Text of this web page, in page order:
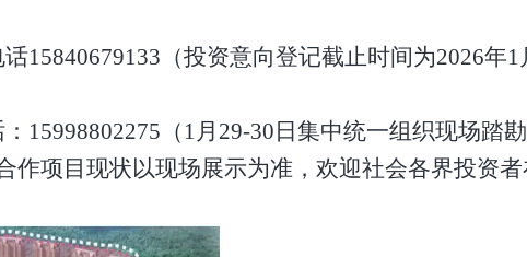
话15840679133（投资意向登记截止时间为2026年1
15998802275（1月29-30日集中统一组织现场踏勘
作项目现状以现场展示为准，欢迎社会各界投资